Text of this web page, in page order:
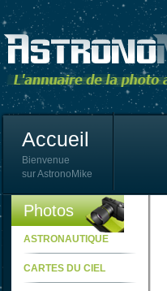
Accueil
Bienvenue
sur AstronoMike
Photos
ASTRONAUTIQUE
CARTES DU CIEL